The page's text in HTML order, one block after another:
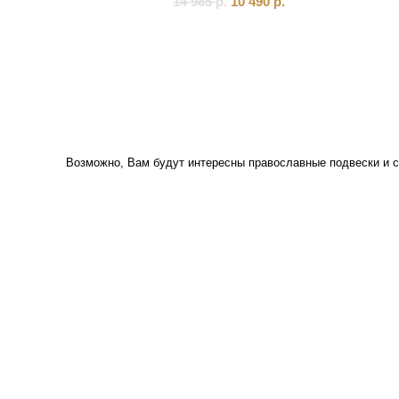
Возможно, Вам будут интересны православные подвески и